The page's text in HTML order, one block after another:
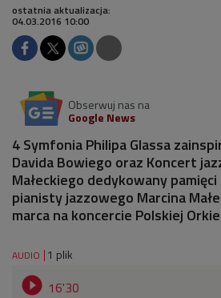
ostatnia aktualizacja:
04.03.2016 10:00
Obserwuj nas na
Google News
4 Symfonia Philipa Glassa
Davida Bowiego oraz Koncert
Małeckiego dedykowany
pianisty jazzowego Marcina
marca na koncercie Polskiej
AUDIO 1 plik
 16'30